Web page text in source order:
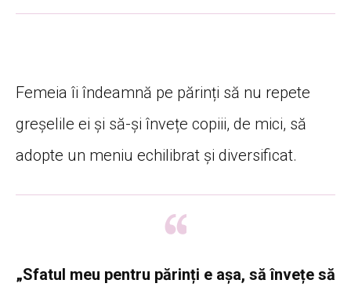
Femeia îi îndeamnă pe părinți să nu repete
greșelile ei și să-și învețe copiii, de mici, să
adopte un meniu echilibrat și diversificat.
„Sfatul meu pentru părinți e așa, să învețe să